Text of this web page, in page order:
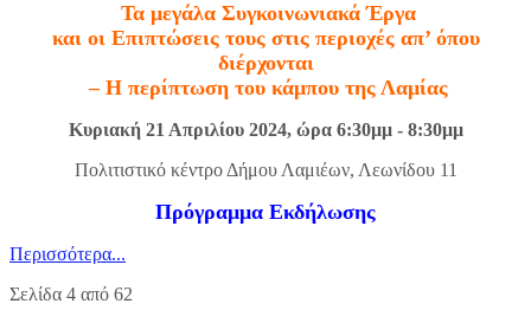
Τα μεγάλα Συγκοινωνιακά Έργα
και οι Επιπτώσεις τους στις περιοχές απ’ όπου
διέρχονται
– Η περίπτωση του κάμπου της Λαμίας
Κυριακή 21 Απριλίου 2024, ώρα 6:30μμ - 8:30μμ
Πολιτιστικό κέντρο Δήμου Λαμιέων, Λεωνίδου 11
Πρόγραμμα Εκδήλωσης
Περισσότερα...
Σελίδα 4 από 62